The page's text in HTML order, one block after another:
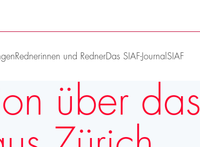
Rednerinnen und Redner Das SIAF-Journal SIAF
über das